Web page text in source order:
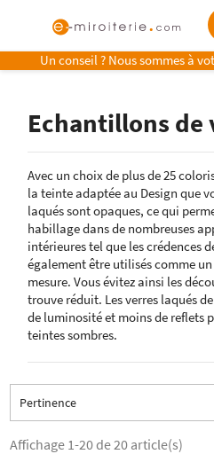
Un conseil ? Nous sommes à
Echantillons de
Avec un choix de plus de 25
la teinte adaptée au Design que
laqués sont opaques, ce qui
habillage dans de nombreuses
intérieures tel que les crédences
également être utilisés comme
mesure. Vous évitez ainsi les
trouve réduit. Les verres laqués
de luminosité et moins de reflets
teintes sombres.
Pertinence
Affichage 1-20 de 20 article(s)